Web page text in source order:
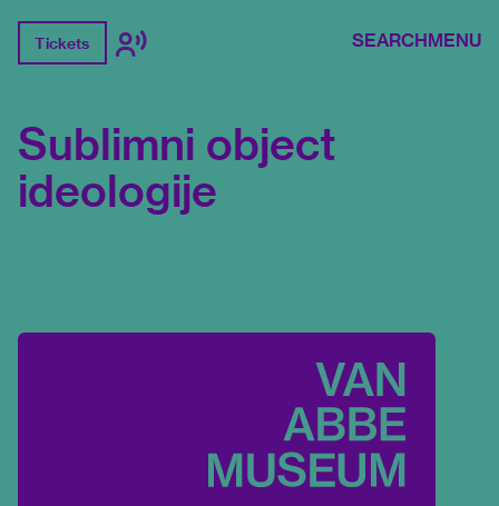
Tickets SEARCHMENU
Sublimni object
ideologije